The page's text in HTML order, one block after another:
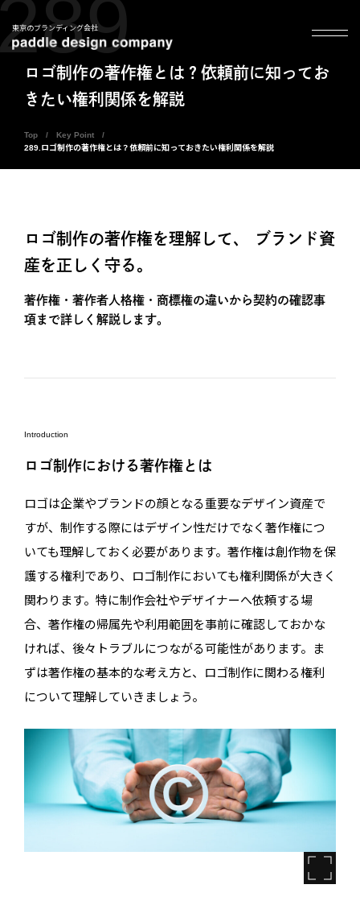
東京のブランディング会社
ロゴ制作の著作権とは？依頼前に知ってお
きたい権利関係を解説
Top
Key Point
289.ロゴ制作の著作権とは？依頼前に知っておきたい権利関係を解説
ロゴ制作の著作権を理解して、 ブランド資
産を正しく守る。
著作権・著作者人格権・商標権の違いから契約の確認事
項まで詳しく解説します。
Introduction
ロゴ制作における著作権とは
ロゴは企業やブランドの顔となる重要なデザイン資産で
すが、制作する際にはデザイン性だけでなく著作権につ
いても理解しておく必要があります。著作権は創作物を保
護する権利であり、ロゴ制作においても権利関係が大きく
関わります。特に制作会社やデザイナーへ依頼する場
合、著作権の帰属先や利用範囲を事前に確認しておかな
ければ、後々トラブルにつながる可能性があります。ま
ずは著作権の基本的な考え方と、ロゴ制作に関わる権利
について理解していきましょう。